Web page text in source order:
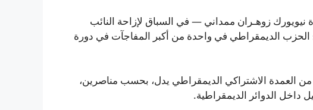
نيويورك زوهـران ممداني — في السباق لإزاحة النائب
الديمقراطي في واحدة من أكبر المفاجآت في دورة
من العمدة الاشتراكي الديمقراطي يدل، بحسب مناصرين،
داخل الدوائر الديمقراطية.